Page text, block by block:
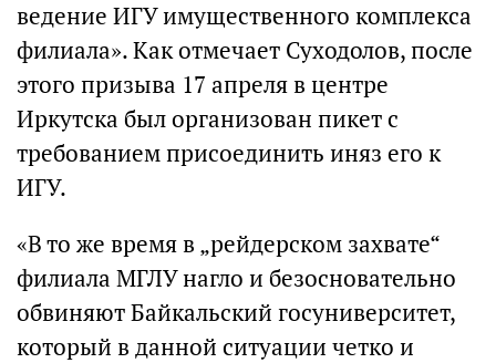
ведение ИГУ имущественного комплекса
филиала». Как отмечает Суходолов, после
этого призыва 17 апреля в центре
Иркутска был организован пикет с
требованием присоединить иняз его к
ИГУ.
«В то же время в „рейдерском захвате“
филиала МГЛУ нагло и безосновательно
обвиняют Байкальский госуниверситет,
который в данной ситуации четко и